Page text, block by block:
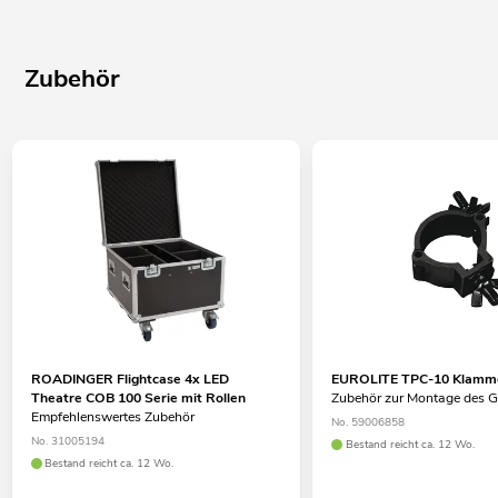
Zubehör
ROADINGER Flightcase 4x LED
Theatre COB 100 Serie mit Rollen
Empfehlenswertes Zubehör
No. 31005194
Bestand reicht ca. 12 Wo.
EUROLITE TPC-10
Zubehör zur Montage des
No. 59006858
Bestand reicht ca. 12 Wo.